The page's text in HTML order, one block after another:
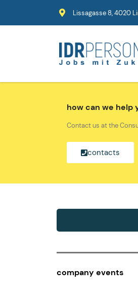
Lissagasse 8, 4020
how can we help
Contact us at the
contacts
company events